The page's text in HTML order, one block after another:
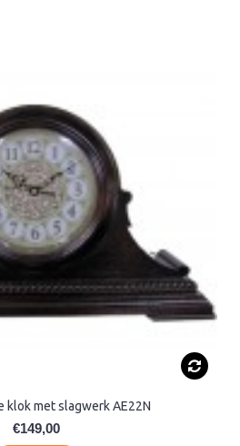
klok met slagwerk AE22N
€149,00